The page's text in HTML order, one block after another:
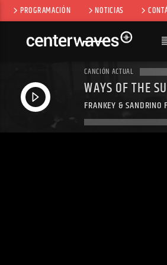
PROGRAMACIÓN NOTICIAS
CANCIÓN ACTUAL
WAYS OF THE
FRANKEY & SANDRINO